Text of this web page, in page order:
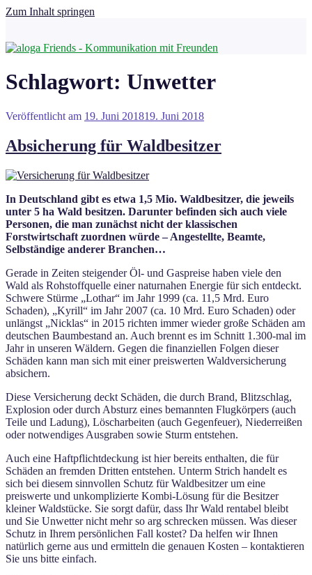
Zum Inhalt springen
Schlagwort: Unwetter
Veröffentlicht am 19. Juni 201819. Juni 2018
Absicherung für Waldbesitzer
In Deutschland gibt es etwa 1,5 Mio. Waldbesitzer, die jeweils
unter 5 ha Wald besitzen. Darunter befinden sich auch viele
Personen, die man zunächst nicht der klassischen
Forstwirtschaft zuordnen würde – Angestellte, Beamte,
Selbständige anderer Branchen…
Gerade in Zeiten steigender Öl- und Gaspreise haben viele den
Wald als Rohstoffquelle einer naturnahen Energie für sich entdeckt.
Schwere Stürme „Lothar“ im Jahr 1999 (ca. 11,5 Mrd. Euro
Schaden), „Kyrill“ im Jahr 2007 (ca. 10 Mrd. Euro Schaden) oder
unlängst „Nicklas“ in 2015 richten immer wieder große Schäden am
deutschen Baumbestand an. Auch brennt es im Schnitt 1.300-mal im
Jahr in unseren Wäldern. Gegen die finanziellen Folgen dieser
Schäden kann man sich mit einer preiswerten Waldversicherung
absichern.
Diese Versicherung deckt Schäden, die durch Brand, Blitzschlag,
Explosion oder durch Absturz eines bemannten Flugkörpers (auch
Teile und Ladung), Löscharbeiten (auch Gegenfeuer), Niederreißen
oder notwendiges Ausgraben sowie Sturm entstehen.
Auch eine Haftpflichtdeckung ist hier bereits enthalten, die für
Schäden an fremden Dritten entstehen. Unterm Strich handelt es
sich bei diesem sinnvollen Schutz für Waldbesitzer um eine
preiswerte und unkomplizierte Kombi-Lösung für die Besitzer
kleiner Waldstücke. Sie sorgt dafür, dass Ihr Wald rentabel bleibt
und Sie Unwetter nicht mehr so arg schrecken müssen. Was dieser
Schutz in Ihrem persönlichen Fall kostet? Da helfen wir Ihnen
natürlich gerne aus und ermitteln die genauen Kosten – kontaktieren
Sie uns bitte einfach.